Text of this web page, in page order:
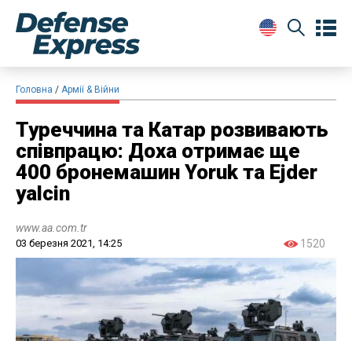
Головна Армії & Війни
Туреччина та Катар розвивають
співпрацю: Доха отримає ще
400 бронемашин Yoruk та Ejder
yalcin
www.aa.com.tr
03 березня 2021, 14:25 1520